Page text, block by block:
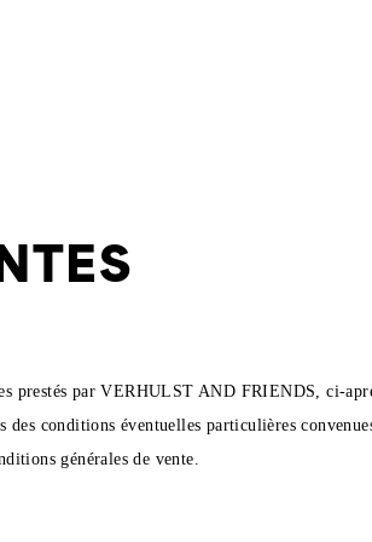
prestés par VERHULST AND FRIENDS, ci-
conditions éventuelles particulières
générales de vente.